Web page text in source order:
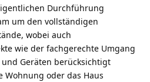
Durchführung
um den vollständigen
wobei auch
wie der fachgerechte Umgang
Geräten berücksichtigt
Wohnung oder das Haus